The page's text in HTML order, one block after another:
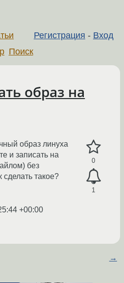
Регистрация - Вход
Поиск
образ на
0
1
образ линуха
и записать на
без
сделать такое?
+00:00
→